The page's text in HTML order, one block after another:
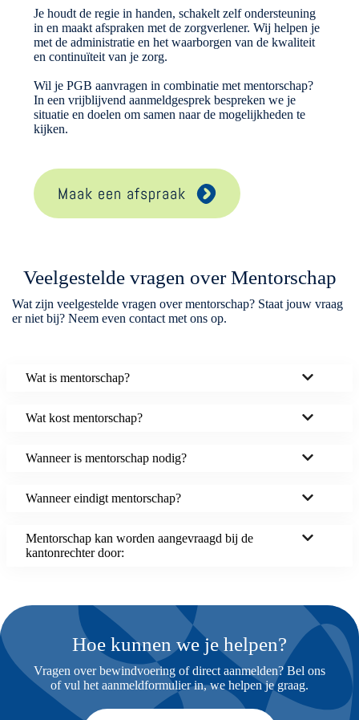
Je houdt de regie in handen, schakelt zelf ondersteuning
in en maakt afspraken met de zorgverlener. Wij helpen je
met de administratie en het waarborgen van de kwaliteit
en continuïteit van je zorg.
Wil je PGB aanvragen in combinatie met mentorschap?
In een vrijblijvend aanmeldgesprek bespreken we je
situatie en doelen om samen naar de mogelijkheden te
kijken.
Maak een afspraak
Veelgestelde vragen over Mentorschap
Wat zijn veelgestelde vragen over mentorschap? Staat jouw vraag
er niet bij? Neem even contact met ons op.
Wat is mentorschap?
Wat kost mentorschap?
Wanneer is mentorschap nodig?
Wanneer eindigt mentorschap?
Mentorschap kan worden aangevraagd bij de
kantonrechter door:
Hoe kunnen we je helpen?
Vragen over bewindvoering of direct aanmelden? Bel ons
of vul het aanmeldformulier in, we helpen je graag.